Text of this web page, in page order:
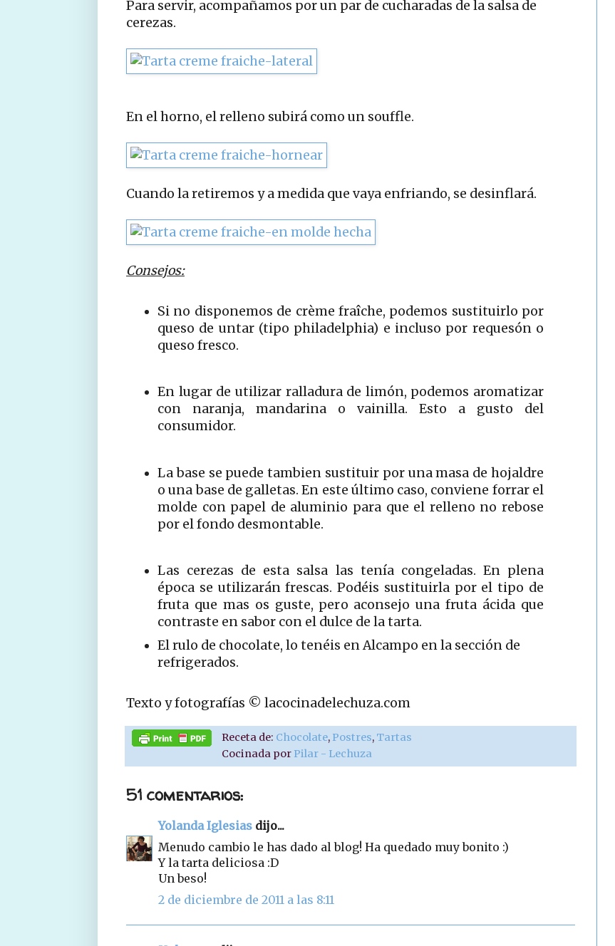
Para servir, acompañamos por un par de cucharadas de la salsa de
cerezas.
En el horno, el relleno subirá como un souffle.
Cuando la retiremos y a medida que vaya enfriando, se desinflará.
Consejos:
Si no disponemos de crème fraîche, podemos sustituirlo por
queso de untar (tipo philadelphia) e incluso por requesón o
queso fresco.
En lugar de utilizar ralladura de limón, podemos aromatizar
con naranja, mandarina o vainilla. Esto a gusto del
consumidor.
La base se puede tambien sustituir por una masa de hojaldre
o una base de galletas. En este último caso, conviene forrar el
molde con papel de aluminio para que el relleno no rebose
por el fondo desmontable.
Las cerezas de esta salsa las tenía congeladas. En plena
época se utilizarán frescas. Podéis sustituirla por el tipo de
fruta que mas os guste, pero aconsejo una fruta ácida que
contraste en sabor con el dulce de la tarta.
El rulo de chocolate, lo tenéis en Alcampo en la sección de
refrigerados.
Texto y fotografías © lacocinadelechuza.com
Receta de: Chocolate, Postres, Tartas
Cocinada por Pilar - Lechuza
51 comentarios:
Yolanda Iglesias dijo...
Menudo cambio le has dado al blog! Ha quedado muy bonito :)
Y la tarta deliciosa :D
Un beso!
2 de diciembre de 2011 a las 8:11